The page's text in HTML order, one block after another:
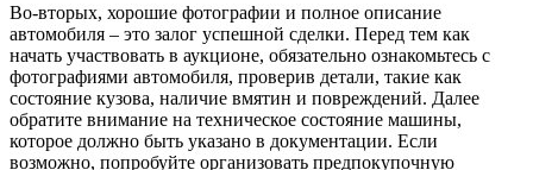
Во-вторых, хорошие фотографии и полное описание
автомобиля – это залог успешной сделки. Перед тем как
начать участвовать в аукционе, обязательно ознакомьтесь с
фотографиями автомобиля, проверив детали, такие как
состояние кузова, наличие вмятин и повреждений. Далее
обратите внимание на техническое состояние машины,
которое должно быть указано в документации. Если
возможно, попробуйте организовать предпокупочную